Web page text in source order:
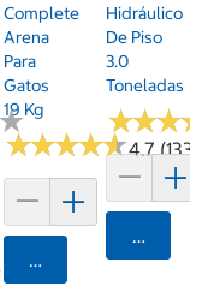
Complete
Arena
Para
Gatos
19 Kg
★★★★★
★★★★★4.7 (133)
Agregar
Hidráulico
De Piso
3.0
Toneladas
★★★
★★★